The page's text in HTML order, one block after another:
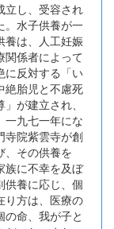
立し、受容され
。水子供養が一
養は、人工妊娠
関係者によって
に反対する「い
絶胎児と不慮死
が建立され、
一九七一年にな
寺院紫雲寺が創
、その供養を
族に不幸を及ぼ
供養に応じ、個
り方は、医療の
命、我が子と